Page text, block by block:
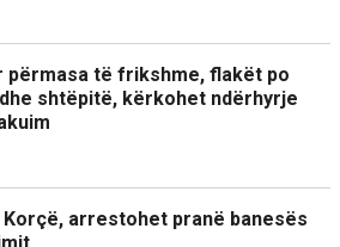
përmasa të frikshme, flakët po
shtëpitë, kërkohet ndërhyrje
arrestohet pranë banesës